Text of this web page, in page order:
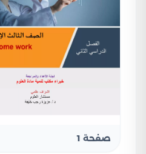
صفحة 1